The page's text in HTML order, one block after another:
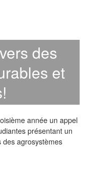
des
et
année un appel
présentant un
agrosystèmes